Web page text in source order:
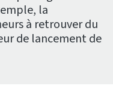
la
à retrouver du
de lancement de